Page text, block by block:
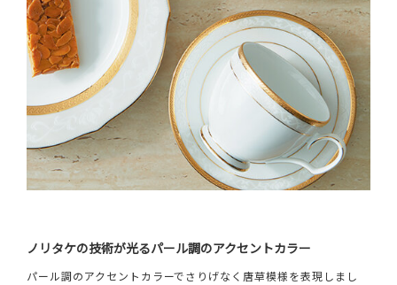
ノリタケの技術が光るパール調のアクセントカラー
パール調のアクセントカラーでさりげなく唐草模様を表現しまし